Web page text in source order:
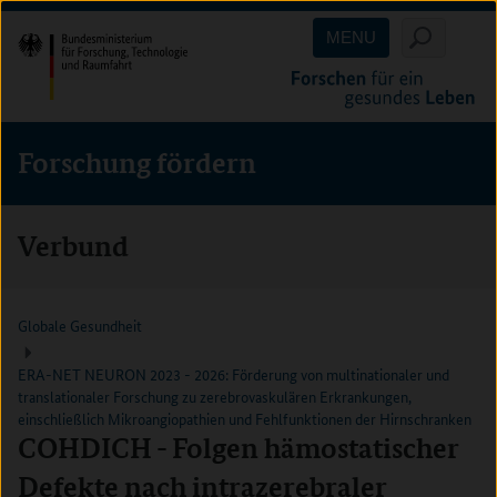
Direkt
zum
Inhalt
(Eingabetaste)
Direkt
zum
Hauptmenu
(Eingabetaste)
Direkt
zur
Suche
(Eingabetaste)
MENU
Forschung fördern
Verbund
Globale Gesundheit
ERA-NET NEURON 2023 - 2026: Förderung von multinationaler und
translationaler Forschung zu zerebrovaskulären Erkrankungen,
einschließlich Mikroangiopathien und Fehlfunktionen der Hirnschranken
COHDICH - Folgen hämostatischer
Defekte nach intrazerebraler